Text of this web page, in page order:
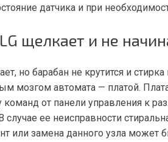
датчика и при
щелкает и не
но барабан не крутится и стирка
мозгом автомата — платой.
команд от панели управления к
ее неисправности
или замена данного узла может